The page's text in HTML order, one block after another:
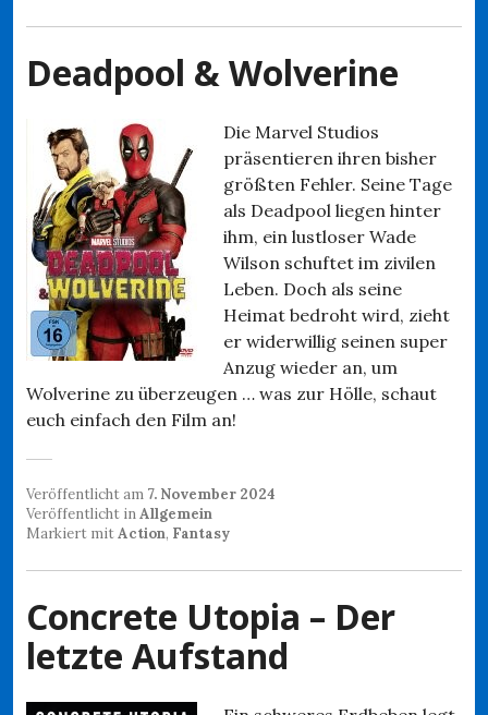
Deadpool & Wolverine
Die Marvel Studios
präsentieren ihren bisher
größten Fehler. Seine Tage
als Deadpool liegen hinter
ihm, ein lustloser Wade
Wilson schuftet im zivilen
Leben. Doch als seine
Heimat bedroht wird, zieht
er widerwillig seinen super
Anzug wieder an, um
Wolverine zu überzeugen … was zur Hölle, schaut
euch einfach den Film an!
Veröffentlicht am 7. November 2024
Veröffentlicht inAllgemein
Markiert mitAction, Fantasy
Concrete Utopia – Der
letzte Aufstand